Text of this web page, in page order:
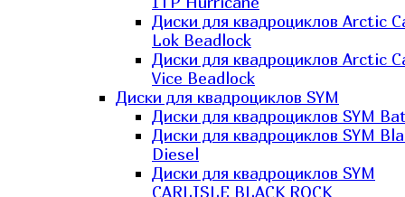
Диски для квадроциклов Arctic
Lok Beadlock
Диски для квадроциклов Arctic
Vice Beadlock
Диски для квадроциклов SYM
Диски для квадроциклов SYM
Диски для квадроциклов SYM
Diesel
Диски для квадроциклов SYM
CARLISLE BLACK ROCK